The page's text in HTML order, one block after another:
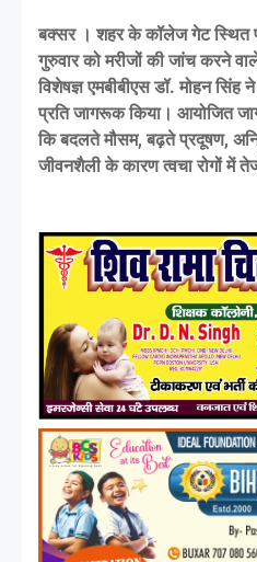
बक्सर । शहर के कॉलेज गेट स्थित
गुरुवार को मरीजों की जांच करने
विशेषज्ञ एमबीबीएस डॉ. मोहन सिंह
प्रति जागरूक किया। आयोजित
कि बदलते मौसम, बढ़ते प्रदूषण,
जीवनशैली के कारण त्वचा रोगों में